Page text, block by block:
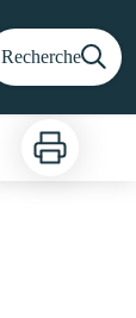
Recherche
Imprimer